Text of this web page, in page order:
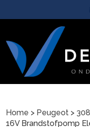
Home > Peugeot > 308
16V Brandstofpomp